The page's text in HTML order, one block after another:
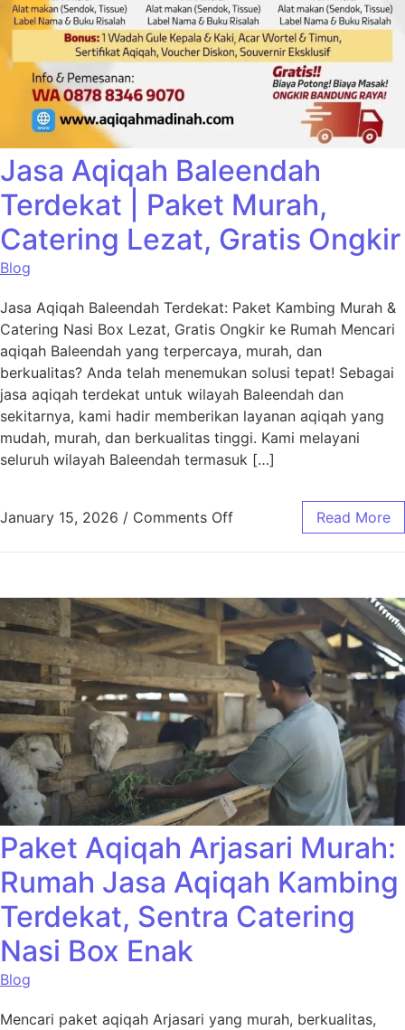
Jasa Aqiqah Baleendah
Terdekat | Paket Murah,
Catering Lezat, Gratis Ongkir
Blog
Jasa Aqiqah Baleendah Terdekat: Paket Kambing Murah &
Catering Nasi Box Lezat, Gratis Ongkir ke Rumah Mencari
aqiqah Baleendah yang terpercaya, murah, dan
berkualitas? Anda telah menemukan solusi tepat! Sebagai
jasa aqiqah terdekat untuk wilayah Baleendah dan
sekitarnya, kami hadir memberikan layanan aqiqah yang
mudah, murah, dan berkualitas tinggi. Kami melayani
seluruh wilayah Baleendah termasuk […]
January 15, 2026 / Comments Off Read More
Paket Aqiqah Arjasari Murah:
Rumah Jasa Aqiqah Kambing
Terdekat, Sentra Catering
Nasi Box Enak
Blog
Mencari paket aqiqah Arjasari yang murah, berkualitas,